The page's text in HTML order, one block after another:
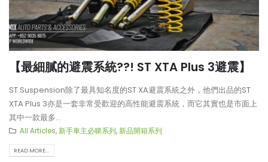
【最細膩的避震系統??! ST XTA Plus 3避震】
ST Suspension除了最具知名度的ST XA避震系統之外，他們出品的ST
XTA Plus 3亦是一套非常受歡迎的高性能避震系統，而它其實也是市面上
其中一款最多...
All Articles,新手車主必睇系列,新品開箱系列
READ MORE...